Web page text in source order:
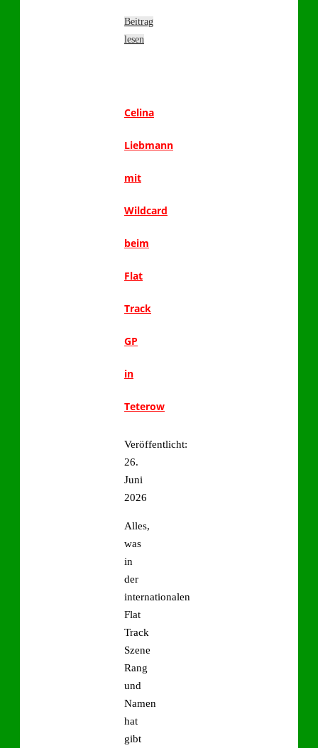
Beitrag
lesen
Celina
Liebmann
mit
Wildcard
beim
Flat
Track
GP
in
Teterow
Veröffentlicht:
26.
Juni
2026
Alles,
was
in
der
internationalen
Flat
Track
Szene
Rang
und
Namen
hat
gibt